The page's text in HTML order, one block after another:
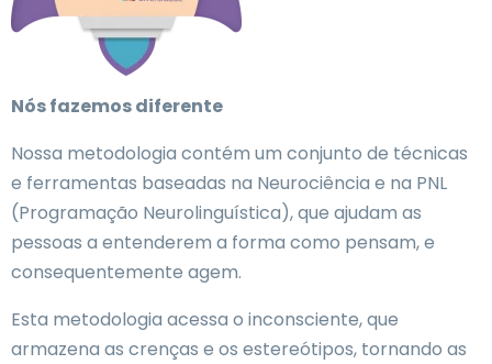
Nós fazemos diferente
Nossa metodologia contém um conjunto de técnicas
e ferramentas baseadas na Neurociência e na PNL
(Programação Neurolinguística), que ajudam as
pessoas a entenderem a forma como pensam, e
consequentemente agem.
Esta metodologia acessa o inconsciente, que
armazena as crenças e os estereótipos, tornando as